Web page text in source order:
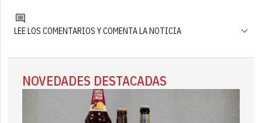
LEE LOS COMENTARIOS Y COMENTA LA NOTICIA
NOVEDADES DESTACADAS